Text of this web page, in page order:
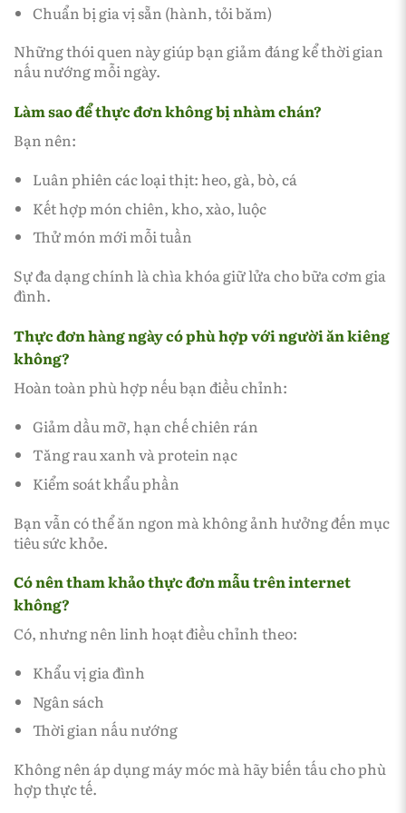
Chuẩn bị gia vị sẵn (hành, tỏi băm)
Những thói quen này giúp bạn giảm đáng kể thời gian
nấu nướng mỗi ngày.
Làm sao để thực đơn không bị nhàm chán?
Bạn nên:
Luân phiên các loại thịt: heo, gà, bò, cá
Kết hợp món chiên, kho, xào, luộc
Thử món mới mỗi tuần
Sự đa dạng chính là chìa khóa giữ lửa cho bữa cơm gia
đình.
Thực đơn hàng ngày có phù hợp với người ăn kiêng
không?
Hoàn toàn phù hợp nếu bạn điều chỉnh:
Giảm dầu mỡ, hạn chế chiên rán
Tăng rau xanh và protein nạc
Kiểm soát khẩu phần
Bạn vẫn có thể ăn ngon mà không ảnh hưởng đến mục
tiêu sức khỏe.
Có nên tham khảo thực đơn mẫu trên internet
không?
Có, nhưng nên linh hoạt điều chỉnh theo:
Khẩu vị gia đình
Ngân sách
Thời gian nấu nướng
Không nên áp dụng máy móc mà hãy biến tấu cho phù
hợp thực tế.